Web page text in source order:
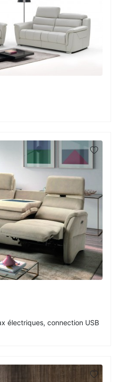
électriques, connection USB